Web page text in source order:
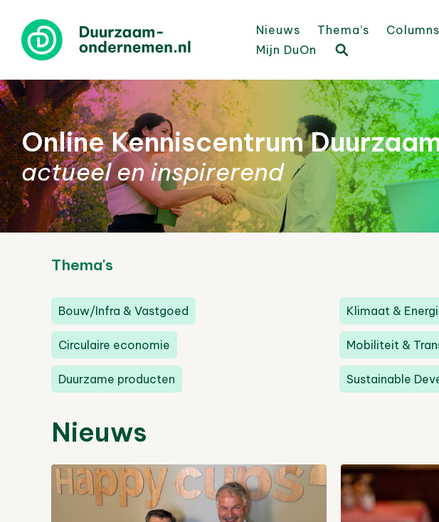
Nieuws Thema’s
Mijn DuOn
Online Kenniscentrum
actueel en inspirerend
Thema's
Bouw/Infra & Vastgoed
Circulaire economie
Duurzame producten
Klimaat &
Mobiliteit &
Sustainable
Nieuws